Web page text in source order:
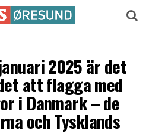
2025 är det
att flagga med
i Danmark – de
och Tysklands